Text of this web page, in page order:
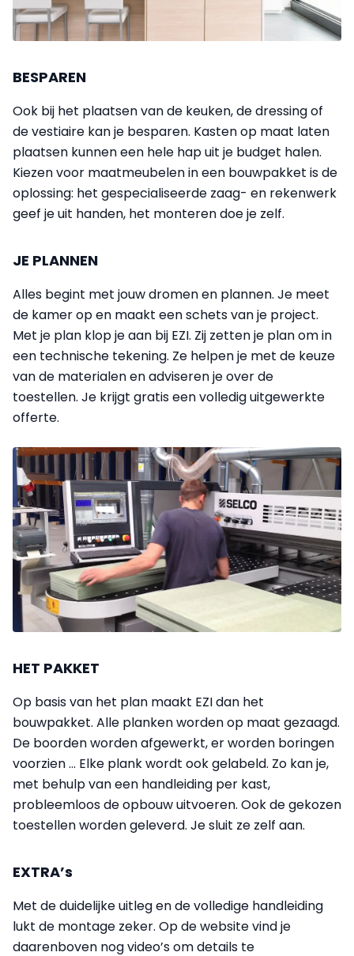
BESPAREN
Ook bij het plaatsen van de keuken, de dressing of
de vestiaire kan je besparen. Kasten op maat laten
plaatsen kunnen een hele hap uit je budget halen.
Kiezen voor maatmeubelen in een bouwpakket is de
oplossing: het gespecialiseerde zaag- en rekenwerk
geef je uit handen, het monteren doe je zelf.
JE PLANNEN
Alles begint met jouw dromen en plannen. Je meet
de kamer op en maakt een schets van je project.
Met je plan klop je aan bij EZI. Zij zetten je plan om in
een technische tekening. Ze helpen je met de keuze
van de materialen en adviseren je over de
toestellen. Je krijgt gratis een volledig uitgewerkte
offerte.
HET PAKKET
Op basis van het plan maakt EZI dan het
bouwpakket. Alle planken worden op maat gezaagd.
De boorden worden afgewerkt, er worden boringen
voorzien … Elke plank wordt ook gelabeld. Zo kan je,
met behulp van een handleiding per kast,
probleemloos de opbouw uitvoeren. Ook de gekozen
toestellen worden geleverd. Je sluit ze zelf aan.
EXTRA’s
Met de duidelijke uitleg en de volledige handleiding
lukt de montage zeker. Op de website vind je
daarenboven nog video’s om details te